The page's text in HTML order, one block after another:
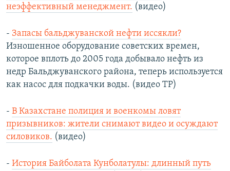
неэффективный менеджмент. (видео)
- Запасы бальджуванской нефти иссякли?
Изношенное оборудование советских времен,
которое вплоть до 2005 года добывало нефть из
недр Бальджуванского района, теперь используется
как насос для подкачки воды. (видео ТР)
- В Казахстане полиция и военкомы ловят
призывников: жители снимают видео и осуждают
силовиков. (видео)
- История Байболата Кунболатулы: длинный путь